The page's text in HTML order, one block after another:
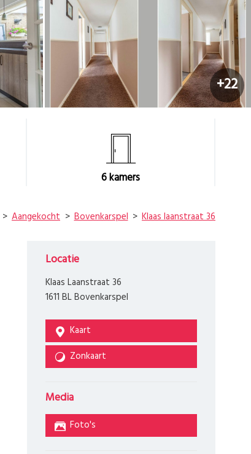
+22
6kamers
Aangekocht Bovenkarspel Klaas laanstraat 36
Locatie
Klaas Laanstraat 36
1611 BL Bovenkarspel
Kaart
Zonkaart
Media
Foto's